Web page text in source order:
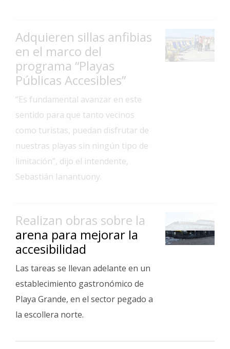
La
Ciudad
Deportes
Arte
y
Espectáculos
Policiales
Fotos
Clasificados
Fúnebres
Adquieren sillas anfibias
en el marco del
programa “Playas
Públicas Accesibles”
“Es fundamental avanzar en este
sentido para que tanto vecinos
como turistas, puedan disfrutar de
nuestras playas sin ningún tipo de
limitación”, dijo el intendente,
Sebastián Ianantuony.
Realizan obras sobre la
arena para mejorar la
accesibilidad
Las tareas se llevan adelante en un
establecimiento gastronómico de
Playa Grande, en el sector pegado a
la escollera norte.